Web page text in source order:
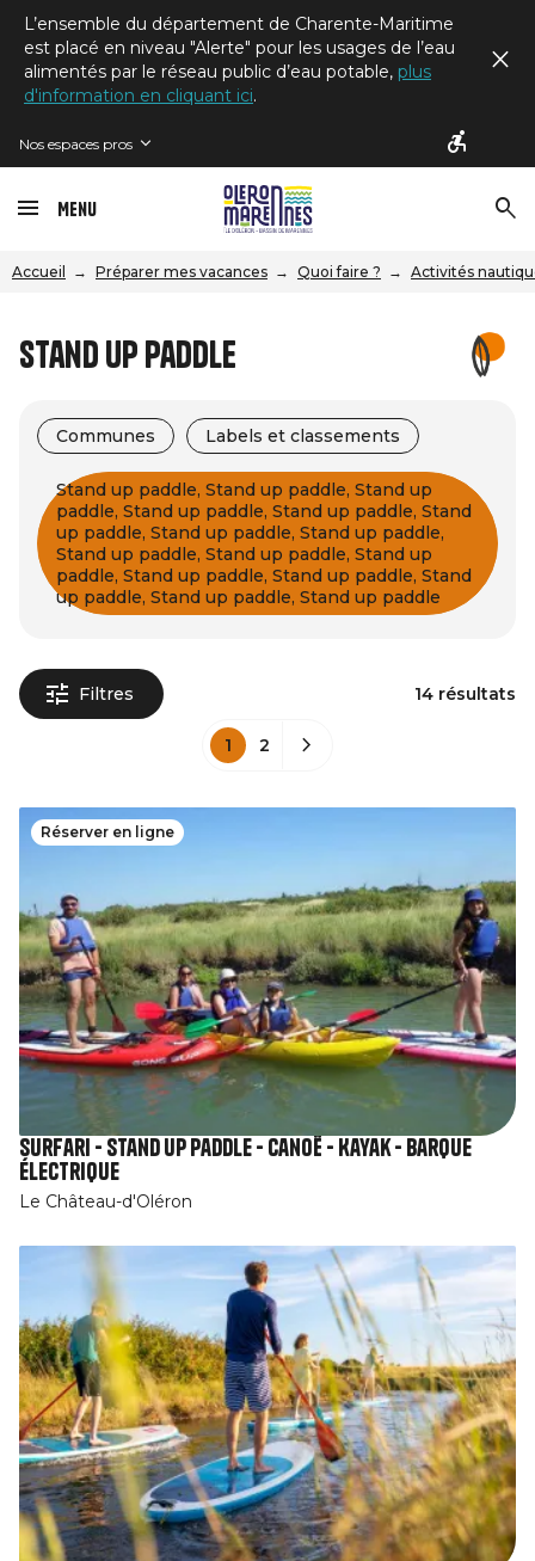
L’ensemble du département de Charente-Maritime
est placé en niveau "Alerte" pour les usages de l’eau
alimentés par le réseau public d’eau potable, plus
d'information en cliquant ici.
Nos espaces pros
Menu
Accueil Préparer mes vacances Quoi faire ? Activités
Stand Up Paddle
Communes Labels et classements
Stand up paddle, Stand up paddle, Stand up
paddle, Stand up paddle, Stand up paddle, Stand
up paddle, Stand up paddle, Stand up paddle,
Stand up paddle, Stand up paddle, Stand up
paddle, Stand up paddle, Stand up paddle, Stand
up paddle, Stand up paddle, Stand up paddle
Filtres 14 résultats
1 2
Réserver en ligne
Surfari - Stand Up Paddle - Canoë - Kayak - Barque
électrique
Le Château-d'Oléron